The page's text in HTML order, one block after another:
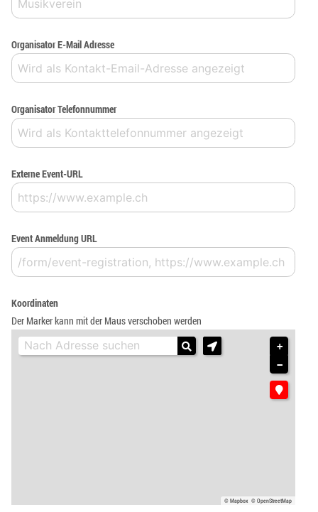
Organisator E-Mail Adresse
Organisator Telefonnummer
Externe Event-URL
Event Anmeldung URL
Koordinaten
Der Marker kann mit der Maus verschoben werden
+
−
© Mapbox © OpenStreetMap